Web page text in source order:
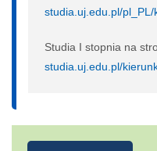
studia.uj.edu.pl/
Studia I stopnia na
studia.uj.edu.pl/